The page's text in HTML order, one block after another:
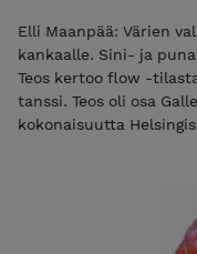
Elli Maanpää: Värien
kankaalle. Sini- ja
Teos kertoo flow -
tanssi. Teos oli osa
kokonaisuutta
sähköpostia
noutaa maalauksen
Maanpää: The Waltz of